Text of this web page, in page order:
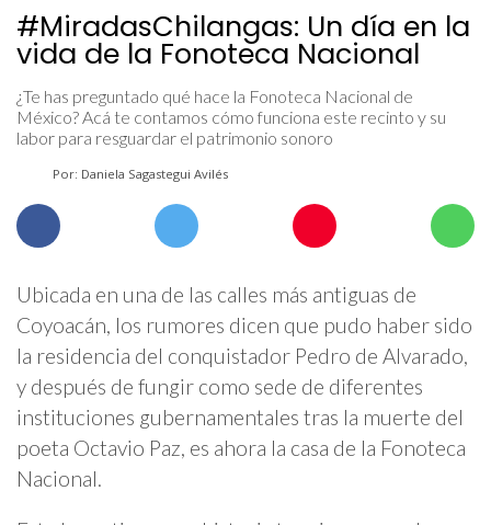
#MiradasChilangas: Un día en la
vida de la Fonoteca Nacional
¿Te has preguntado qué hace la Fonoteca Nacional de
México? Acá te contamos cómo funciona este recinto y su
labor para resguardar el patrimonio sonoro
Por: Daniela Sagastegui Avilés
Ubicada en una de las calles más antiguas de
Coyoacán, los rumores dicen que pudo haber sido
la residencia del conquistador Pedro de Alvarado,
y después de fungir como sede de diferentes
instituciones gubernamentales tras la muerte del
poeta Octavio Paz, es ahora la casa de la Fonoteca
Nacional.